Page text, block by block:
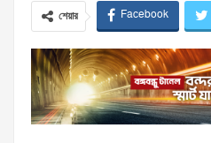
শেয়ার Facebook